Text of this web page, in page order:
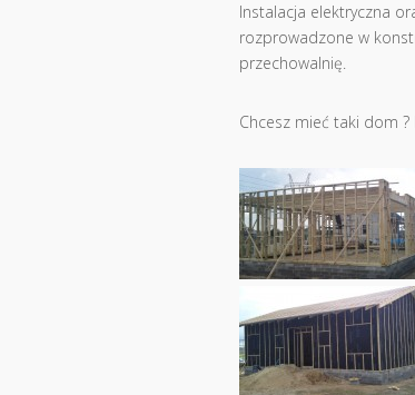
Instalacja elektryczna
rozprowadzone w
przechowalnię.
Chcesz mieć taki dom